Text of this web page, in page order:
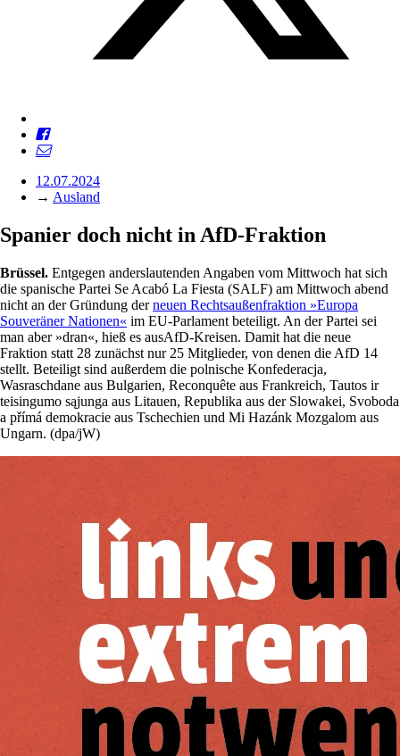
12.07.2024
→ Ausland
Spanier doch nicht in AfD-Fraktion
Brüssel. Entgegen anderslautenden Angaben vom Mittwoch hat sich
die spanische Partei Se Acabó La Fiesta (SALF) am Mittwoch abend
nicht an der Gründung derneuen Rechtsaußenfraktion »Europa
Souveräner Nationen« im EU-Parlament beteiligt. An der Partei sei
man aber »dran«, hieß es ausAfD-Kreisen. Damit hat die neue
Fraktion statt 28 zunächst nur 25 Mitglieder, von denen die AfD 14
stellt. Beteiligt sind außerdem die polnische Konfederacja,
Wasraschdane aus Bulgarien, Reconquête aus Frankreich, Tautos ir
teisingumo sąjunga aus Litauen, Republika aus der Slowakei, Svoboda
a přímá demokracie aus Tschechien und Mi Hazánk ­Mozgalom aus
Ungarn. (dpa/jW)